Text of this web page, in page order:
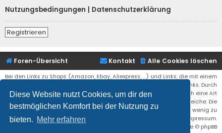
Diese Website nutzt Cookies, um dir den
bestmöglichen Komfort bei der Nutzung zu
bieten. Mehr erfahren
Nutzungsbedingungen
Datenschutzerklärung
Registrieren
Foren-Übersicht Alle Cookies löschen
Kontakt
Bei den Links zu Shops (Amazon, Ebay, Aliexpress, ...) und Links, die mit einem
Stern (*) markiert sind, kann es sich um sogenannte Affiliate Links. Durch
den Kauf eines Produktes über einen Affiliate Link erhälte ich eine Art
Umsatzbeteiligung gutgeschrieben. Für euch bleibt der Preis der gleiche. Die
Einnahmen helfen die Hostgebühren für diese Webseite ein wenig zu
reduzieren. Siehe auch das Impressum.
® Forum Software © phpBB